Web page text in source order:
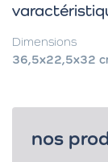
Dimensions
36,5x22,5x32
nos